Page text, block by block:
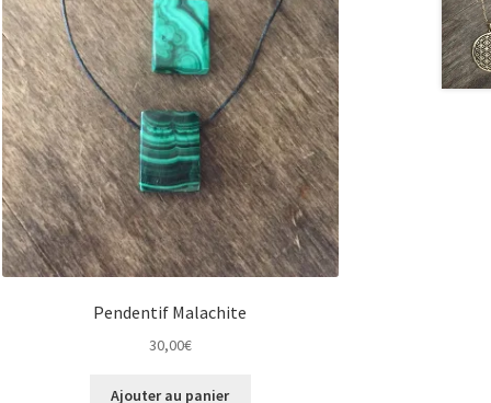
Pendentif Malachite
30,00€
Ajouter au panier